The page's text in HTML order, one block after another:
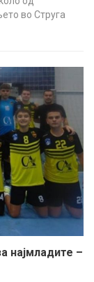
во Струга
најмладите –